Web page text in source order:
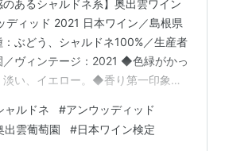
のあるシャルドネ系】奥出雲ワイン
ディッド 2021 日本ワイン／島根県
ぶどう、シャルドネ100%／生産者
／ヴィンテージ：2021 ◆色緑がかっ
淡い、イエロー。◆香り第一印象
り、 洋梨、ミネラル感も。爽快に
ックは、 まろやか。丸みのある酸
ャルドネ #アンウッディッド
出雲葡萄園 #日本ワイン検定